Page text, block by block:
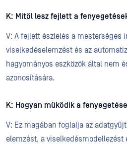
K: Mitől lesz fejlett a
V: A fejlett észlelés a mesterséges
viselkedéselemzést és az
hagyományos eszközök által nem
azonosítására.
K: Hogyan működik a
V: Ez magában foglalja az
elemzést, a viselkedésmodellezést